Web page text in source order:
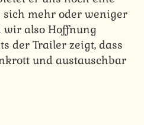
sich mehr oder weniger
wir also Hoffnung
der Trailer zeigt, dass
und austauschbar